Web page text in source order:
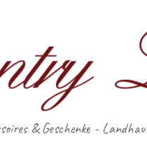
& Geschenke -